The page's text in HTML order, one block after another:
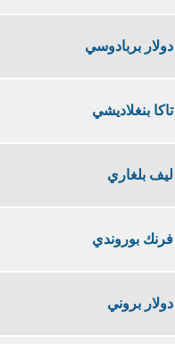
دولار بربادوسي
تاكا بنغلاديشي
ليف بلغاري
فرنك بوروندي
دولار بروني